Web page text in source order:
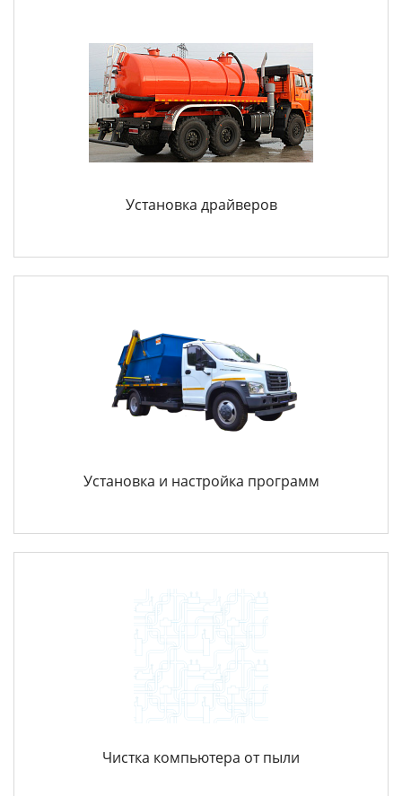
Установка драйверов
Установка и настройка программ
Чистка компьютера от пыли